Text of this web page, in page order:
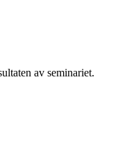
av seminariet.